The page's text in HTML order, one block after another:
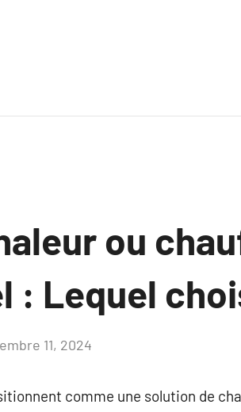
ou
: Lequel
11, 2024
comme une solution de